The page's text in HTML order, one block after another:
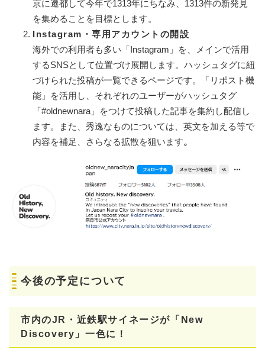
京に遷都して今年で1313年にちなみ、1313件の新発見
を集めることを目標とします。​
Instagram・専用アカウントの開設
海外での利用者も多い「Instagram」を、メインで活用
するSNSとして位置づけ展開します。ハッシュタグに紐
づけられた投稿が一覧できるページです。「リポスト機
能」を活用し、それぞれのユーザーがハッシュタグ
「#oldnewnara」をつけて投稿した記事を集約し配信し
ます。また、秀逸なものについては、英文を加える等で
内容を補足、さらなる拡散を狙います。
今後の予定について
市内のJR・近鉄駅サイネージが「New
Discovery」一色に！​